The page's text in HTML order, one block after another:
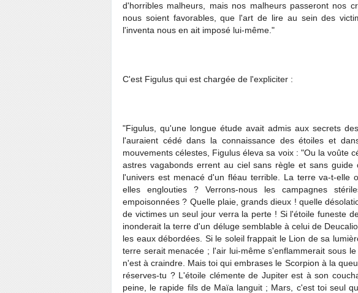
d'horribles malheurs, mais nos malheurs passeront nos
nous soient favorables, que l'art de lire au sein des
l'inventa nous en ait imposé lui-même."
C'est Figulus qui est chargée de l'expliciter :
"Figulus, qu'une longue étude avait admis aux secrets
l'auraient cédé dans la connaissance des étoiles et
mouvements célestes, Figulus éleva sa voix : "Ou la voûte
astres vagabonds errent au ciel sans règle et sans guide
l'univers est menacé d'un fléau terrible. La terre va-t-elle
elles englouties ? Verrons-nous les campagnes
empoisonnées ? Quelle plaie, grands dieux ! quelle
de victimes un seul jour verra la perte ! Si l'étoile funeste
inonderait la terre d'un déluge semblable à celui de
les eaux débordées. Si le soleil frappait le Lion de sa
terre serait menacée ; l'air lui-même s'enflammerait sous
n'est à craindre. Mais toi qui embrases le Scorpion à la
réserves-tu ? L'étoile clémente de Jupiter est à son
peine, le rapide fils de Maïa languit ; Mars, c'est toi seul